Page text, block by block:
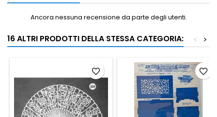
Ancora nessuna recensione da parte degli utenti.
16 ALTRI PRODOTTI DELLA STESSA CATEGORIA: >
<
favorite_border favorite_border